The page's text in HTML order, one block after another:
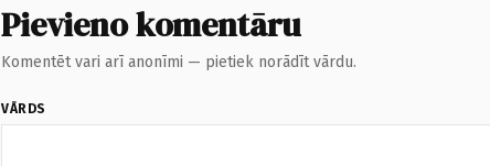
Pievieno komentāru
Komentēt vari arī anonīmi — pietiek norādīt vārdu.
VĀRDS